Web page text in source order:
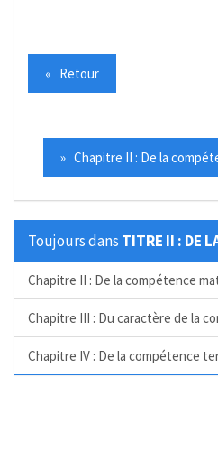
« Retour
» Chapitre II : De la
Toujours dans TITRE II : DE
Chapitre II : De la compétence
Chapitre III : Du caractère de la
Chapitre IV : De la compétence